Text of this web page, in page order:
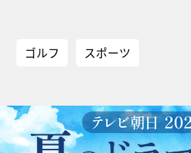
ゴルフ スポーツ